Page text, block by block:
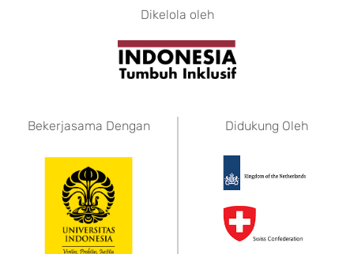
Dikelola oleh
Bekerjasama Dengan Didukung Oleh